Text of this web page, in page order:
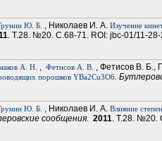
Ю. Б. , Николаев И. А. Изучение
. Т.28. №20. С.68-71. ROI: jbc-01/11-
А. Н. , Фетисов А. В. , Фетисов В. Б.,
порошков YBa2Cu3O6.
Ю. Б. , Николаев И. А. Влияние
сообщения. 2011. Т.28. №20.